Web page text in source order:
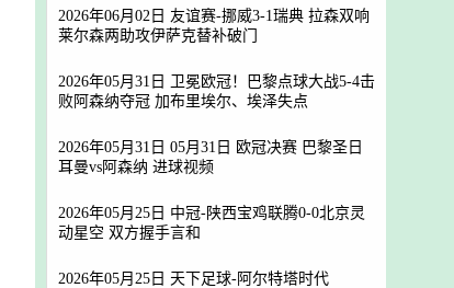
2026年06月02日 友谊赛-挪威3-1瑞典 拉森双响
莱尔森两助攻伊萨克替补破门
2026年05月31日 卫冕欧冠！巴黎点球大战5-4击
败阿森纳夺冠 加布里埃尔、埃泽失点
2026年05月31日 05月31日 欧冠决赛 巴黎圣日
耳曼vs阿森纳 进球视频
2026年05月25日 中冠-陕西宝鸡联腾0-0北京灵
动星空 双方握手言和
2026年05月25日 天下足球-阿尔特塔时代